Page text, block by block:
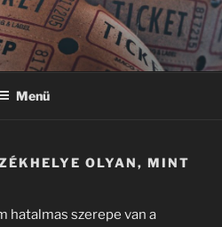
Menü
OLYAN, MINT
hatalmas szerepe van a